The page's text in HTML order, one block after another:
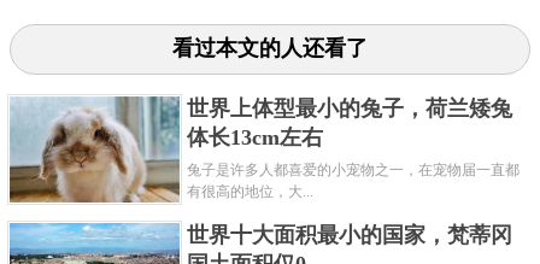
看过本文的人还看了
世界上体型最小的兔子，荷兰矮兔
体长13cm左右
兔子是许多人都喜爱的小宠物之一，在宠物届一直都
有很高的地位，大...
世界十大面积最小的国家，梵蒂冈